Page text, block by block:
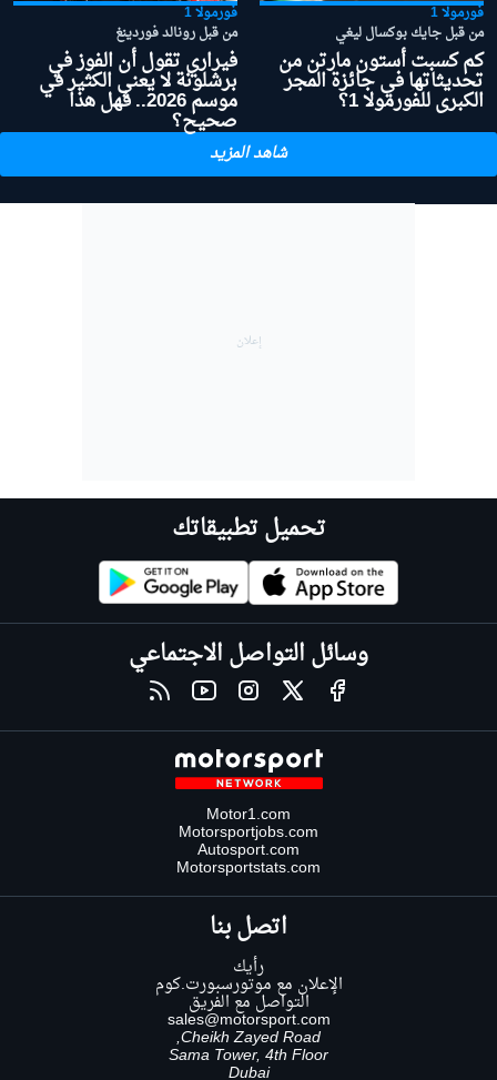
فورمولا 1
من قبل جايك بوكسال ليغي
كم كسبت أستون مارتن من
تحديثاتها في جائزة المجر
الكبرى للفورمولا 1؟
فورمولا 1
من قبل رونالد فوردينغ
فيراري تقول أن الفوز في
برشلونة لا يعني الكثير في
موسم 2026.. فهل هذا
صحيح؟
شاهد المزيد
تحميل تطبيقاتك
وسائل التواصل الاجتماعي
Motor1.com
Motorsportjobs.com
Autosport.com
Motorsportstats.com
اتصل بنا
رأيك
الإعلان مع موتورسبورت.كوم
التواصل مع الفريق
sales@motorsport.com
Cheikh Zayed Road,
Sama Tower, 4th Floor
Dubai